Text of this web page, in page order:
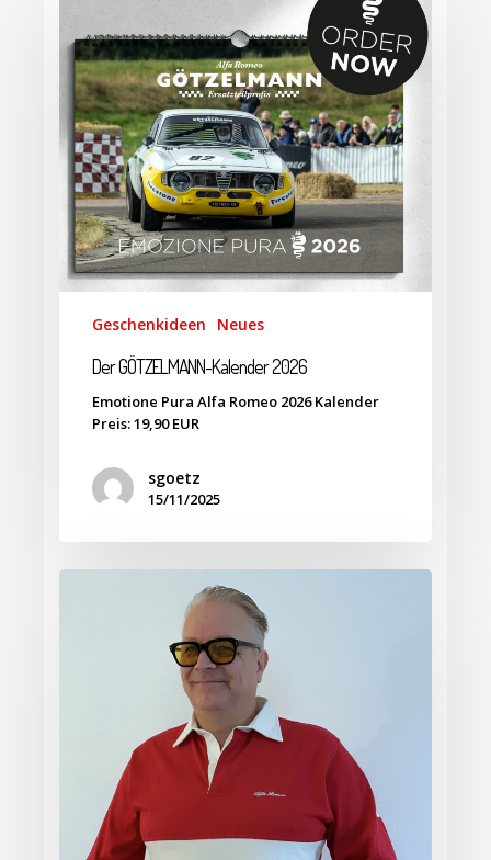
Geschenkideen Neues
Der GÖTZELMANN-Kalender 2026
Emotione Pura Alfa Romeo 2026 Kalender
Preis: 19,90 EUR
sgoetz
15/11/2025